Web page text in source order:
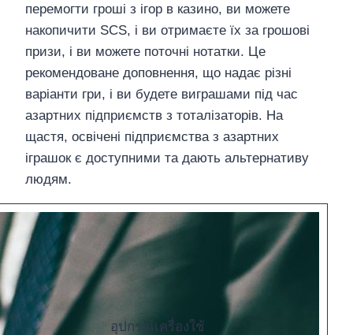
อุปกรณ์เครื่องใช้
перемогти гроші з ігор в казино, ви можете
накопичити SCS, і ви отримаєте їх за грошові
призи, і ви можете поточні нотатки. Це
рекомендоване доповнення, що надає різні
варіанти гри, і ви будете виграшами під час
азартних підприємств з тоталізаторів. На
щастя, освічені підприємства з азартних
іграшок є доступними та дають альтернативу
людям.